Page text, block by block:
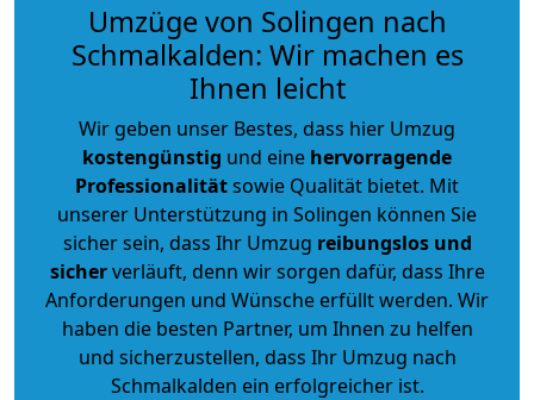
Umzüge von Solingen nach
Schmalkalden: Wir machen es
Ihnen leicht
Wir geben unser Bestes, dass hier Umzug
kostengünstig und eine hervorragende
Professionalitätsowie Qualität bietet. Mit
unserer Unterstützung in Solingen können Sie
sicher sein, dass Ihr Umzug reibungslos und
sicherverläuft, denn wir sorgen dafür, dass Ihre
Anforderungen und Wünsche erfüllt werden. Wir
haben die besten Partner, um Ihnen zu helfen
und sicherzustellen, dass Ihr Umzug nach
Schmalkalden ein erfolgreicher ist.